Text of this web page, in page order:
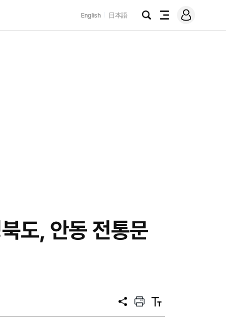
English 日本語
검
전
메
그
도, 안동 전통문
공
프
트
텍
트